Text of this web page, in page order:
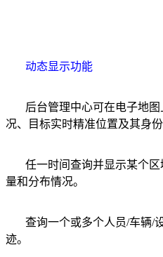
动态显示功能
后台管理中心可在电子地图
况、目标实时精准位置及其身份
任一时间查询并显示某个区
量和分布情况。
查询一个或多个人员/车辆/
迹。